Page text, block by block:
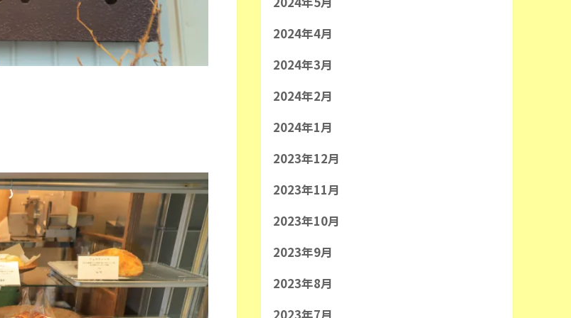
2024年4月
2024年3月
2024年2月
2024年1月
2023年12月
2023年11月
2023年10月
2023年9月
2023年8月
2023年7月